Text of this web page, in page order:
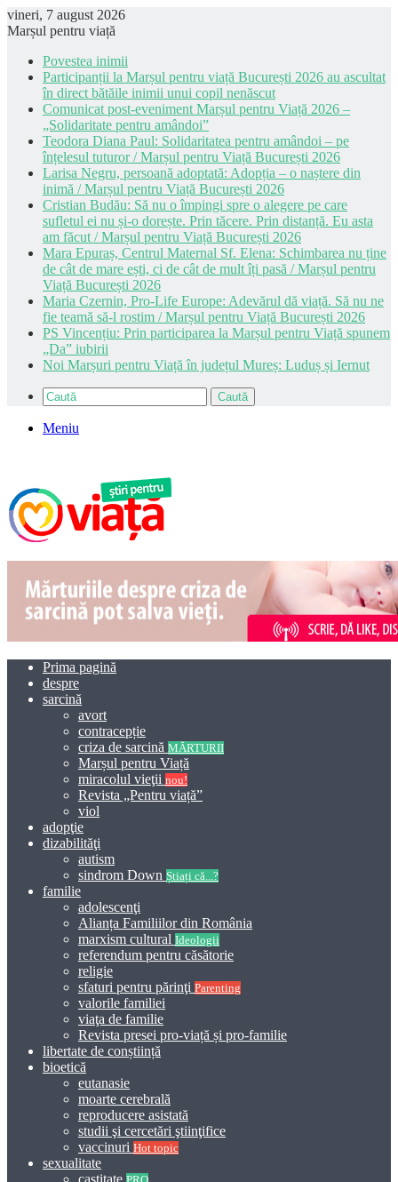
vineri, 7 august 2026
Marșul pentru viață
Povestea inimii
Participanții la Marșul pentru viață București 2026 au ascultat
în direct bătăile inimii unui copil nenăscut
Comunicat post-eveniment Marșul pentru Viață 2026 –
„Solidaritate pentru amândoi”
Teodora Diana Paul: Solidaritatea pentru amândoi – pe
înțelesul tuturor / Marșul pentru Viață București 2026
Larisa Negru, persoană adoptată: Adopția – o naștere din
inimă / Marșul pentru Viață București 2026
Cristian Budău: Să nu o împingi spre o alegere pe care
sufletul ei nu și-o dorește. Prin tăcere. Prin distanță. Eu asta
am făcut / Marșul pentru Viață București 2026
Mara Epuraș, Centrul Maternal Sf. Elena: Schimbarea nu ține
de cât de mare ești, ci de cât de mult îți pasă / Marșul pentru
Viață București 2026
Maria Czernin, Pro-Life Europe: Adevărul dă viață. Să nu ne
fie teamă să-l rostim / Marșul pentru Viață București 2026
PS Vincențiu: Prin participarea la Marșul pentru Viață spunem
„Da” iubirii
Noi Marșuri pentru Viață în județul Mureș: Luduș și Iernut
Caută
Meniu
Prima pagină
despre
sarcină
avort
contracepție
criza de sarcină MĂRTURII
Marșul pentru Viață
miracolul vieţii nou!
Revista „Pentru viață”
viol
adopţie
dizabilităţi
autism
sindrom Down Știați că...?
familie
adolescenţi
Alianța Familiilor din România
marxism cultural Ideologii
referendum pentru căsătorie
religie
sfaturi pentru părinţi Parenting
valorile familiei
viaţa de familie
Revista presei pro-viață și pro-familie
libertate de conștiință
bioetică
eutanasie
moarte cerebrală
reproducere asistată
studii şi cercetări ştiinţifice
vaccinuri Hot topic
sexualitate
castitate